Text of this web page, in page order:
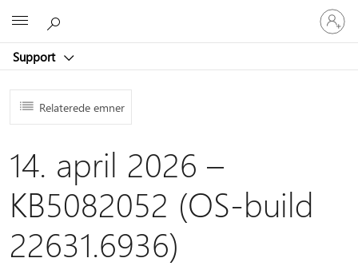
Support
Log
på
din
Relaterede emner
14. april 2026 –
KB5082052 (OS-build
22631.6936)